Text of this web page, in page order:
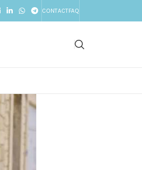
CONTACTFAQ